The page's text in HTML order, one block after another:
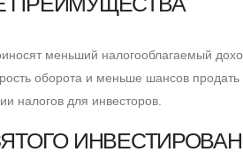
меньший налогооблагаемый
оборота и меньше шансов
налогов для инвесторов.